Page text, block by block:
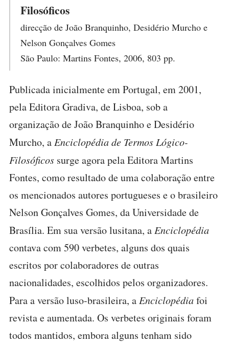
Filosóficos
direcção de João Branquinho, Desidério Murcho e
Nelson Gonçalves Gomes
São Paulo: Martins Fontes, 2006, 803 pp.
Publicada inicialmente em Portugal, em 2001,
pela Editora Gradiva, de Lisboa, sob a
organização de João Branquinho e Desidério
Murcho, a Enciclopédia de Termos Lógico-
Filosóficos surge agora pela Editora Martins
Fontes, como resultado de uma colaboração entre
os mencionados autores portugueses e o brasileiro
Nelson Gonçalves Gomes, da Universidade de
Brasília. Em sua versão lusitana, a Enciclopédia
contava com 590 verbetes, alguns dos quais
escritos por colaboradores de outras
nacionalidades, escolhidos pelos organizadores.
Para a versão luso-brasileira, a Enciclopédiafoi
revista e aumentada. Os verbetes originais foram
todos mantidos, embora alguns tenham sido